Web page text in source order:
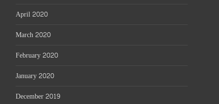
April 2020
March 2020
February 2020
January 2020
December 2019